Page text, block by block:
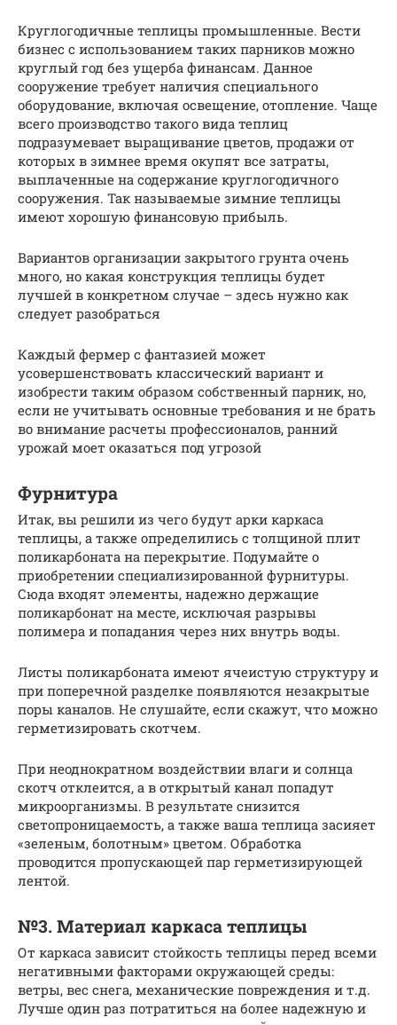
Круглогодичные теплицы промышленные. Вести
бизнес с использованием таких парников можно
круглый год без ущерба финансам. Данное
сооружение требует наличия специального
оборудование, включая освещение, отопление. Чаще
всего производство такого вида теплиц
подразумевает выращивание цветов, продажи от
которых в зимнее время окупят все затраты,
выплаченные на содержание круглогодичного
сооружения. Так называемые зимние теплицы
имеют хорошую финансовую прибыль.
Вариантов организации закрытого грунта очень
много, но какая конструкция теплицы будет
лучшей в конкретном случае – здесь нужно как
следует разобраться
Каждый фермер с фантазией может
усовершенствовать классический вариант и
изобрести таким образом собственный парник, но,
если не учитывать основные требования и не брать
во внимание расчеты профессионалов, ранний
урожай моет оказаться под угрозой
Фурнитура
Итак, вы решили из чего будут арки каркаса
теплицы, а также определились с толщиной плит
поликарбоната на перекрытие. Подумайте о
приобретении специализированной фурнитуры.
Сюда входят элементы, надежно держащие
поликарбонат на месте, исключая разрывы
полимера и попадания через них внутрь воды.
Листы поликарбоната имеют ячеистую структуру и
при поперечной разделке появляются незакрытые
поры каналов. Не слушайте, если скажут, что можно
герметизировать скотчем.
При неоднократном воздействии влаги и солнца
скотч отклеится, а в открытый канал попадут
микроорганизмы. В результате снизится
светопроницаемость, а также ваша теплица засияет
«зеленым, болотным» цветом. Обработка
проводится пропускающей пар герметизирующей
лентой.
№3. Материал каркаса теплицы
От каркаса зависит стойкость теплицы перед всеми
негативными факторами окружающей среды:
ветры, вес снега, механические повреждения и т.д.
Лучше один раз потратиться на более надежную и